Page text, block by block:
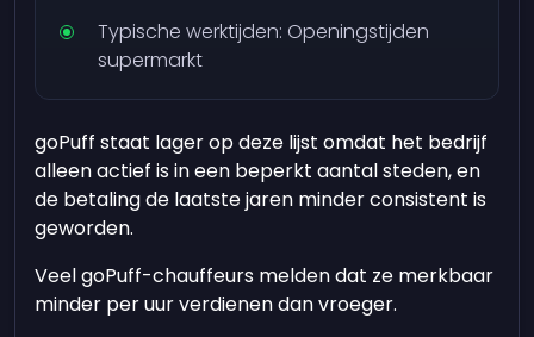
Typische werktijden: Openingstijden
supermarkt
goPuff staat lager op deze lijst omdat het bedrijf
alleen actief is in een beperkt aantal steden, en
de betaling de laatste jaren minder consistent is
geworden.
Veel goPuff-chauffeurs melden dat ze merkbaar
minder per uur verdienen dan vroeger.